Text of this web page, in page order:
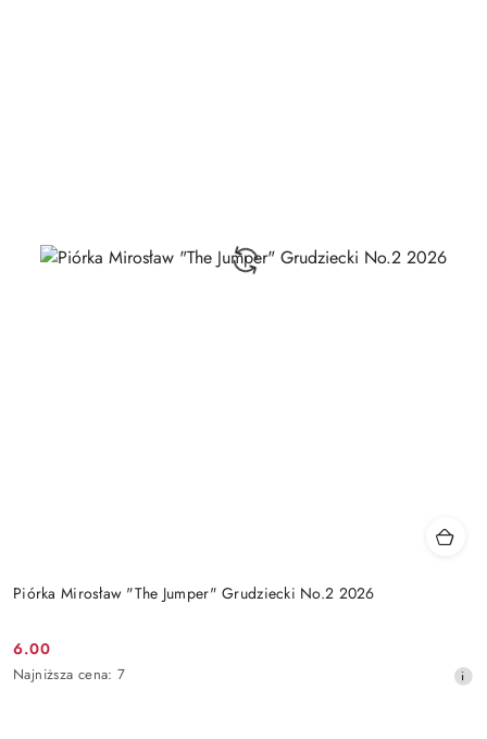
Piórka Mirosław "The Jumper" Grudziecki No.2 2026
Cena
promocyjna:
6.00
Najniższa
Najniższa cena: 7